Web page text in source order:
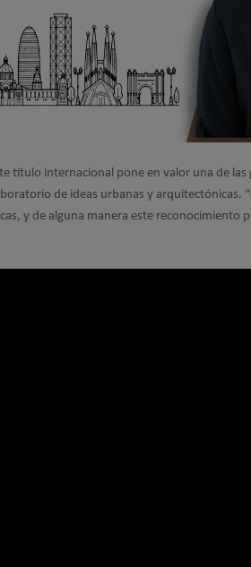
título internacional pone en valor una de las
de ideas urbanas y arquitectónicas.
y de alguna manera este reconocimiento